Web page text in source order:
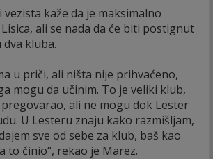
kaže da je maksimalno
ali se nada da će biti postignut
kluba.
u priči, ali ništa nije prihvaćeno,
mogu da učinim. To je veliki klub,
ali ne mogu dok Lester
U Lesteru znaju kako razmišljam,
sve od sebe za klub, baš kao
to činio“, rekao je Marez.